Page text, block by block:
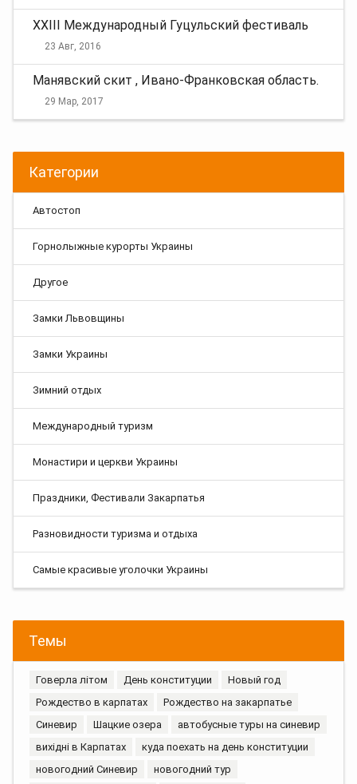
XXIII Международный Гуцульский фестиваль
23 Авг, 2016
Манявский скит , Ивано-Франковская область.
29 Мар, 2017
Категории
Автостоп
Горнолыжные курорты Украины
Другое
Замки Львовщины
Замки Украины
Зимний отдых
Международный туризм
Монастири и церкви Украины
Праздники, Фестивали Закарпатья
Разновидности туризма и отдыха
Самые красивые уголочки Украины
Темы
Говерла літом День конституции
Новый год
Рождество в карпатах
Рождество на закарпатье
Синевир
Шацкие озера
автобусные туры на синевир
вихідні в Карпатах
куда поехать на день конституции
новогодний Синевир
новогодний тур